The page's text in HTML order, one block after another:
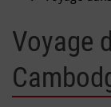
Voyage